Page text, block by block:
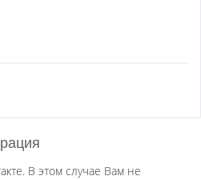
В этом случае Вам не